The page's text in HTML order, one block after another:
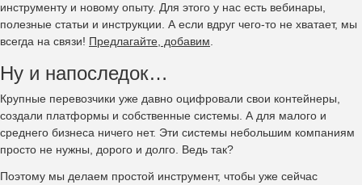
инструменту и новому опыту. Для этого у нас есть вебинары,
полезные статьи и инструкции. А если вдруг чего-то не хватает, мы
всегда на связи! Предлагайте, добавим
Ну и напоследок…
Крупные перевозчики уже давно оцифровали свои контейнеры,
создали платформы и собственные системы. А для малого и
среднего бизнеса ничего нет. Эти системы небольшим компаниям
просто не нужны, дорого и долго. Ведь так?
Поэтому мы делаем простой инструмент, чтобы уже сейчас